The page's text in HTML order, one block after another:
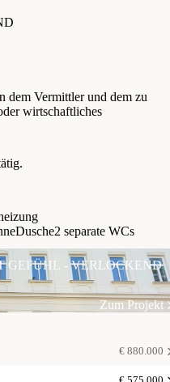
dem Vermittler und dem zu
wirtschaftliches
Dusche2 separate WCs
GEFÜHL - VERLOCKEND
Zum Projekt
€ 880.000